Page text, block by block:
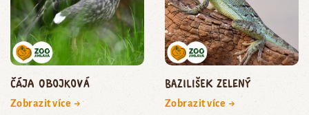
čája obojková
Zobrazit více →
bazilišek zelený
Zobrazit více →